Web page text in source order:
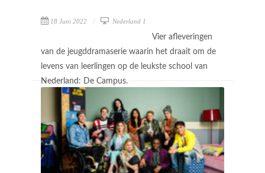
18 Juni 2022 Nederland 1
Vier afleveringen
van de jeugddramaserie waarin het draait om de
levens van leerlingen op de leukste school van
Nederland: De Campus.